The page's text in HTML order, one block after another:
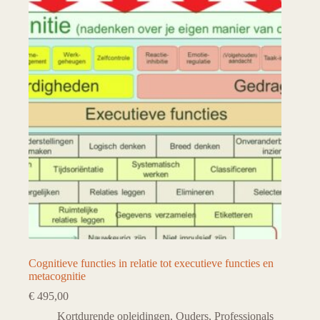
Cognitieve functies in relatie tot executieve functies en
metacognitie
€ 495,00
Kortdurende opleidingen, Ouders, Professionals